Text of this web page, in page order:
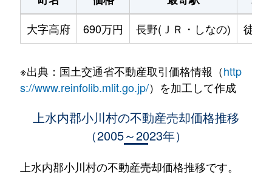
大字高府
690万円 長野(ＪＲ・しなの) 徒歩
※出典：国土交通省不動産取引価格情報（http
s://www.reinfolib.mlit.go.jp/）を加工して作成
上水内郡小川村の不動産売却価格推移
（2005～2023年）
上水内郡小川村の不動産売却価格推移です。